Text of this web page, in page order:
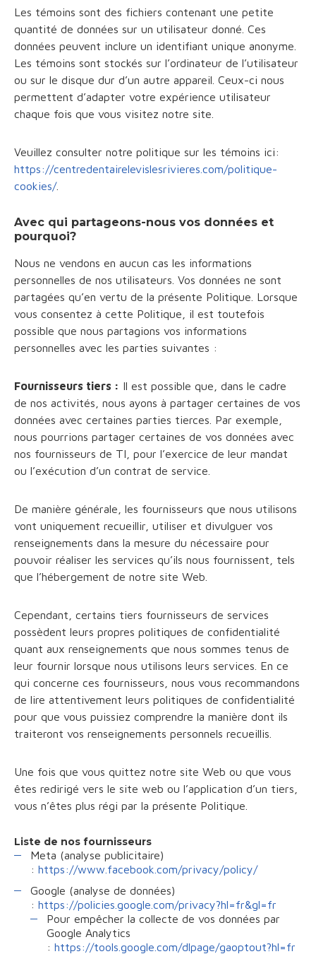
Les témoins sont des fichiers contenant une petite
quantité de données sur un utilisateur donné. Ces
données peuvent inclure un identifiant unique anonyme.
Les témoins sont stockés sur l’ordinateur de l’utilisateur
ou sur le disque dur d’un autre appareil. Ceux-ci nous
permettent d’adapter votre expérience utilisateur
chaque fois que vous visitez notre site.
Veuillez consulter notre politique sur les témoins ici:
https://centredentairelevislesrivieres.com/politique-
cookies/.
Avec qui partageons-nous vos données et
pourquoi?
Nous ne vendons en aucun cas les informations
personnelles de nos utilisateurs. Vos données ne sont
partagées qu’en vertu de la présente Politique. Lorsque
vous consentez à cette Politique, il est toutefois
possible que nous partagions vos informations
personnelles avec les parties suivantes :
Fournisseurs tiers : Il est possible que, dans le cadre
de nos activités, nous ayons à partager certaines de vos
données avec certaines parties tierces. Par exemple,
nous pourrions partager certaines de vos données avec
nos fournisseurs de TI, pour l’exercice de leur mandat
ou l’exécution d’un contrat de service.
De manière générale, les fournisseurs que nous utilisons
vont uniquement recueillir, utiliser et divulguer vos
renseignements dans la mesure du nécessaire pour
pouvoir réaliser les services qu’ils nous fournissent, tels
que l’hébergement de notre site Web.
Cependant, certains tiers fournisseurs de services
possèdent leurs propres politiques de confidentialité
quant aux renseignements que nous sommes tenus de
leur fournir lorsque nous utilisons leurs services. En ce
qui concerne ces fournisseurs, nous vous recommandons
de lire attentivement leurs politiques de confidentialité
pour que vous puissiez comprendre la manière dont ils
traiteront vos renseignements personnels recueillis.
Une fois que vous quittez notre site Web ou que vous
êtes redirigé vers le site web ou l’application d’un tiers,
vous n’êtes plus régi par la présente Politique.
Liste de nos fournisseurs
Meta (analyse publicitaire)
: https://www.facebook.com/privacy/policy/
Google (analyse de données)
: https://policies.google.com/privacy?hl=fr&gl=fr
Pour empêcher la collecte de vos données par
Google Analytics
: https://tools.google.com/dlpage/gaoptout?hl=fr